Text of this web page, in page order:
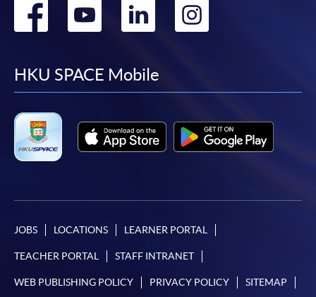
Go
facebook
Go
youtube
Go
linkedin
HKU SPACE Mobile
JOBS LOCATIONS LEARNER PORTAL
TEACHER PORTAL STAFF INTRANET
WEB PUBLISHING POLICY PRIVACY POLICY SITEMAP